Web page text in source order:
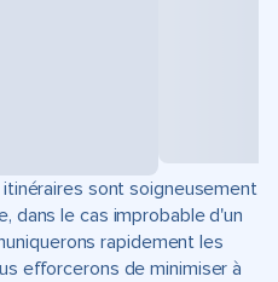
sont soigneusement
dans le cas improbable d'un
rapidement les
efforcerons de minimiser à